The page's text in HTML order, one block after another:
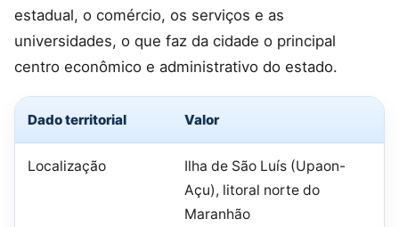
estadual, o comércio, os serviços e as
universidades, o que faz da cidade o principal
centro econômico e administrativo do estado.
Dado territorial Valor
Localização
Ilha de São Luís (Upaon-
Açu), litoral norte do
Maranhão